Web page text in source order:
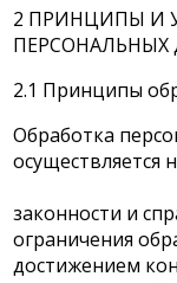
2 ПРИНЦИПЫ И
ПЕРСОНАЛЬНЫХ
2.1 Принципы
Обработка
осуществляется
законности и
ограничения
достижением